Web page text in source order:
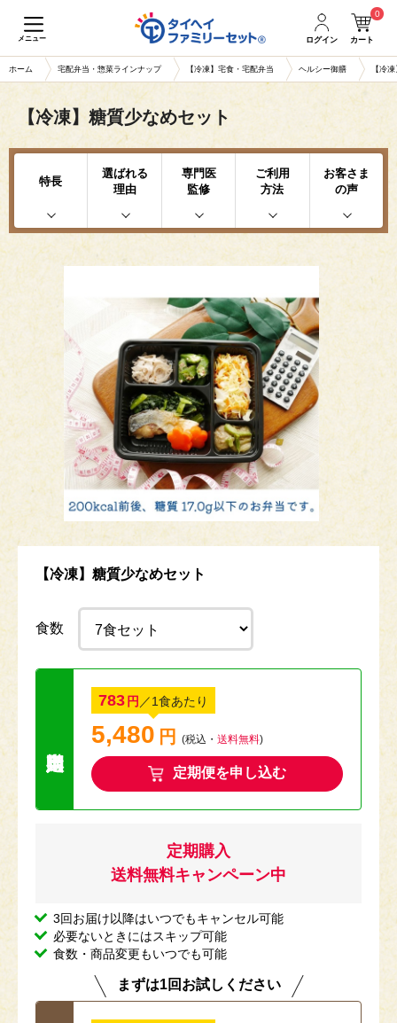
メニュー ログイン カート
0
ホーム 宅配弁当・惣菜ラインナップ 【冷凍】宅食・宅配弁当 ヘルシー御膳 【冷
【冷凍】糖質少なめセット
特長
選ばれる
理由
専門医
監修
ご利用
方法
お客さま
の声
【冷凍】糖質少なめセット
食数
送料無料キャ
783円 ／1食あたり
5,480 円 (税込・送料無料)
定期便を申し込む
定期購入
送料無料キャンペーン中
3回お届け以降はいつでもキャンセル可能
必要ないときにはスキップ可能
食数・商品変更もいつでも可能
まずは1回お試しください